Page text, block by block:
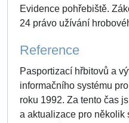
Evidence pohřebiště.
24 právo užívání
Reference
Pasportizací hřbitovů a
informačního systému
roku 1992. Za tento čas
a aktualizace pro několik